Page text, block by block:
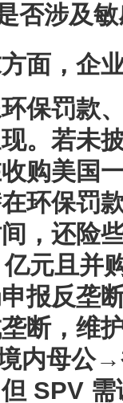
否涉及
方面，企
保罚款
。若未
购美国
环保罚
，还险
元且并
报反垄
断，维
内母公
SPV